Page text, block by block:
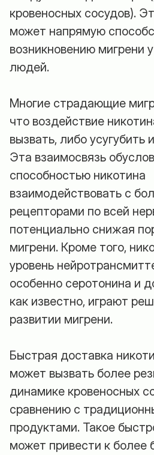
кровеносных сосудов).
может напрямую
возникновению мигрени
людей.
Многие страдающие
что воздействие
вызвать, либо усугубить
Эта взаимосвязь
способностью никотина
взаимодействовать с
рецепторами по всей
потенциально снижая
мигрени. Кроме того,
уровень
особенно серотонина и
как известно, играют
развитии мигрени.
Быстрая доставка
может вызвать более
динамике кровеносных
сравнению с
продуктами. Такое
может привести к более